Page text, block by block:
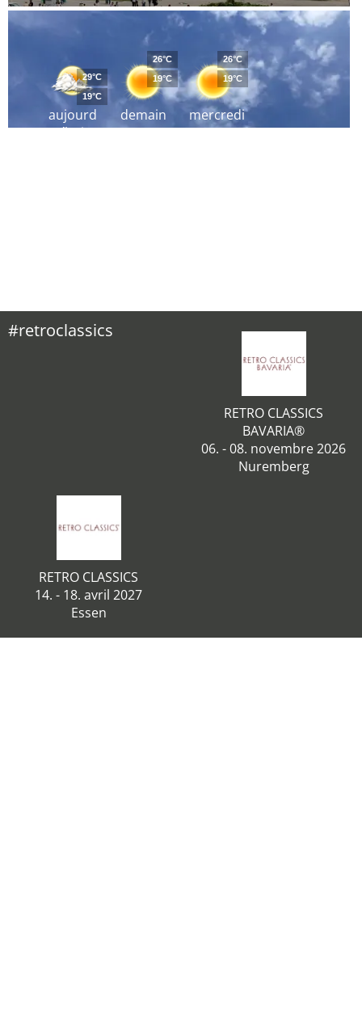
aujourd
´hui
29°C
19°C
demain
26°C
19°C
mercredi
26°C
19°C
#retroclassics
RETRO CLASSICS
BAVARIA®
06. - 08. novembre 2026
Nuremberg
RETRO CLASSICS
14. - 18. avril 2027
Essen